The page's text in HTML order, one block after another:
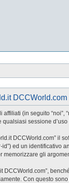
(in seguito “noi”,
sessione
DCCWorld.com”
ed un
gli
Con questo